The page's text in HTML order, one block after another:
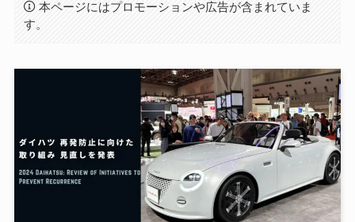
本ページにはプロモーションや広告が含まれていま
す。